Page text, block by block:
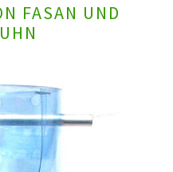
FASAN UND